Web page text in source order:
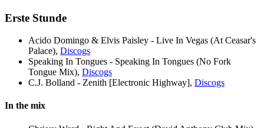
Erste Stunde
Acido Domingo & Elvis Paisley - Live In Vegas (At Ceasar's
Palace), Discogs
Speaking In Tongues - Speaking In Tongues (No Fork
Tongue Mix), Discogs
C.J. Bolland - Zenith [Electronic Highway], Discogs
In the mix